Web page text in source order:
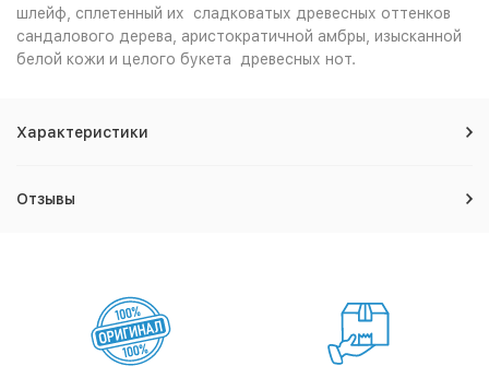
шлейф, сплетенный их сладковатых древесных оттенков
сандалового дерева, аристократичной амбры, изысканной
белой кожи и целого букета древесных нот.
Характеристики
Отзывы